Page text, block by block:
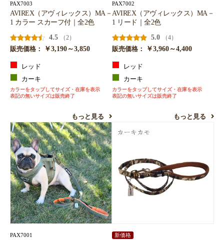
PAX7003
AVIREX（アヴィレックス）MA－
1 カラー スカーフ付｜全2色
4.5
（2）
販売価格：
￥3,190～3,850
レッド
カーキ
カラーをタップしてサイズ・在庫を表示
表記の無いサイズは販売終了
もっと見る
PAX7002
AVIREX（アヴィレックス）MA－
1 リード｜全2色
5.0
（4）
販売価格：
￥3,960～4,400
レッド
カーキ
カラーをタップしてサイズ・在庫を表示
表記の無いサイズは販売終了
もっと見る
PAX7001 新価格